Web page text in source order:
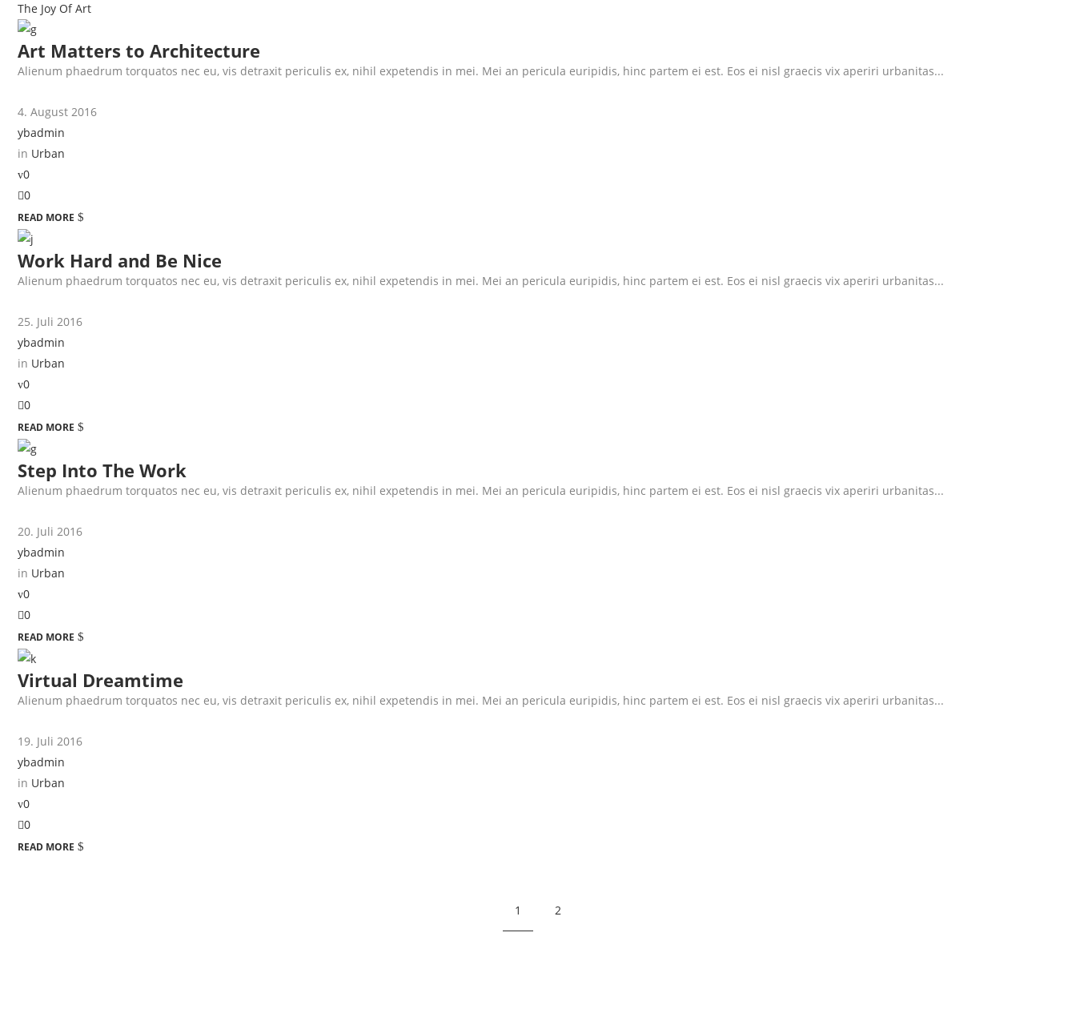
The Joy Of Art
Art Matters to Architecture
Alienum phaedrum torquatos nec eu, vis detraxit periculis ex, nihil expetendis in mei. Mei an pericula euripidis, hinc partem ei est. Eos ei nisl graecis vix aperiri urbanitas...
4. August 2016
ybadmin
in Urban
0
0
READ MORE
Work Hard and Be Nice
Alienum phaedrum torquatos nec eu, vis detraxit periculis ex, nihil expetendis in mei. Mei an pericula euripidis, hinc partem ei est. Eos ei nisl graecis vix aperiri urbanitas...
25. Juli 2016
ybadmin
in Urban
0
0
READ MORE
Step Into The Work
Alienum phaedrum torquatos nec eu, vis detraxit periculis ex, nihil expetendis in mei. Mei an pericula euripidis, hinc partem ei est. Eos ei nisl graecis vix aperiri urbanitas...
20. Juli 2016
ybadmin
in Urban
0
0
READ MORE
Virtual Dreamtime
Alienum phaedrum torquatos nec eu, vis detraxit periculis ex, nihil expetendis in mei. Mei an pericula euripidis, hinc partem ei est. Eos ei nisl graecis vix aperiri urbanitas...
19. Juli 2016
ybadmin
in Urban
0
0
READ MORE
1 2